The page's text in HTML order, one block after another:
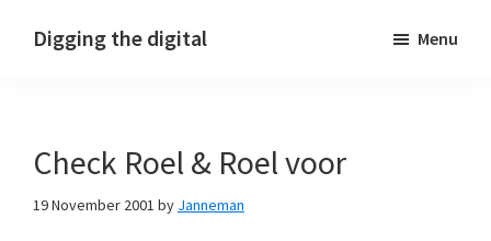
Digging the digital Menu
Check Roel & Roel voor
19 November 2001 by Janneman